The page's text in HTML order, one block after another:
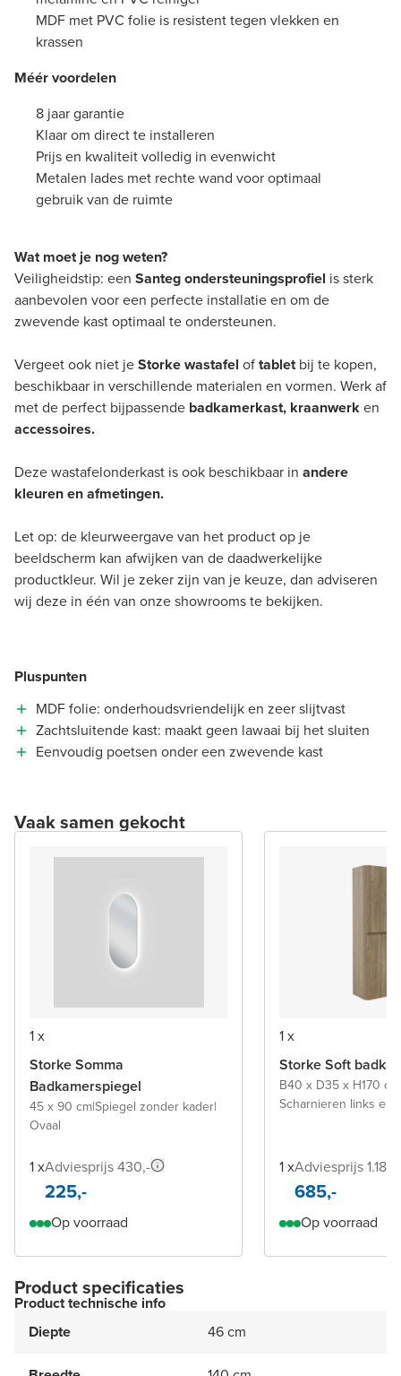
MDF met PVC folie is resistent tegen vlekken en
krassen
Méér voordelen
8 jaar garantie
Klaar om direct te installeren
Prijs en kwaliteit volledig in evenwicht
Metalen lades met rechte wand voor optimaal
gebruik van de ruimte
Wat moet je nog weten?
Veiligheidstip: een Santeg ondersteuningsprofiel is sterk
aanbevolen voor een perfecte installatie en om de
zwevende kast optimaal te ondersteunen.
Vergeet ook niet jeStorke wastafel oftabletbij te kopen,
beschikbaar in verschillende materialen en vormen. Werk af
met de perfect bijpassende badkamerkast, kraanwerken
accessoires.
Deze wastafelonderkast is ook beschikbaar in andere
kleuren en afmetingen.
Let op: de kleurweergave van het product op je
beeldscherm kan afwijken van de daadwerkelijke
productkleur. Wil je zeker zijn van je keuze, dan adviseren
wij deze in één van onze showrooms te bekijken.
Pluspunten
MDF folie: onderhoudsvriendelijk en zeer slijtvast
Zachtsluitende kast: maakt geen lawaai bij het sluiten
Eenvoudig poetsen onder een zwevende kast
Vaak samen gekocht
1 x
Storke Somma
Badkamerspiegel
45 x 90 cm|Spiegel zonder kader|
Ovaal
1 xAdviesprijs 430,-
225,-
Op voorraad
1 x
Storke Soft
B40 x D35 x H170 cm
Scharnieren links en
1 xAdviesprijs
685,-
Op voorraad
Product specificaties
Product technische info
Diepte
46 cm